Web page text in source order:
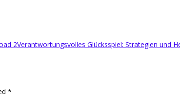
2Verantwortungsvolles Glücksspiel: Strategien und
*